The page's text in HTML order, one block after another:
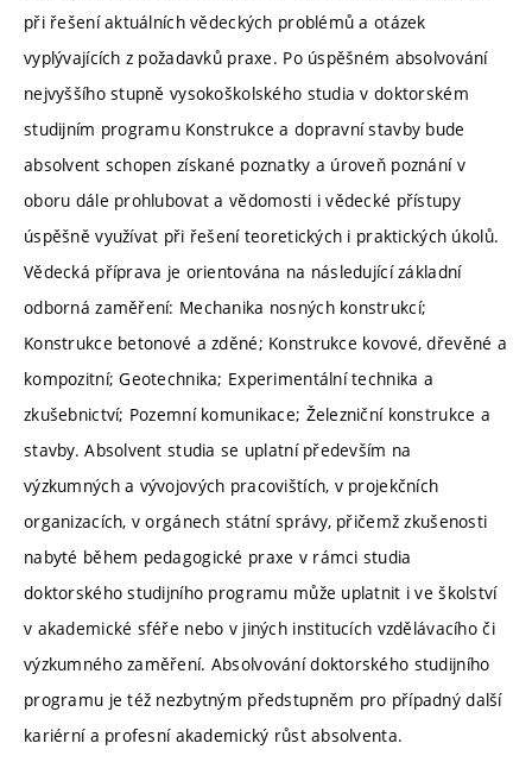
při řešení aktuálních vědeckých problémů a otázek
vyplývajících z požadavků praxe. Po úspěšném absolvování
nejvyššího stupně vysokoškolského studia v doktorském
studijním programu Konstrukce a dopravní stavby bude
absolvent schopen získané poznatky a úroveň poznání v
oboru dále prohlubovat a vědomosti i vědecké přístupy
úspěšně využívat při řešení teoretických i praktických úkolů.
Vědecká příprava je orientována na následující základní
odborná zaměření: Mechanika nosných konstrukcí;
Konstrukce betonové a zděné; Konstrukce kovové, dřevěné a
kompozitní; Geotechnika; Experimentální technika a
zkušebnictví; Pozemní komunikace; Železniční konstrukce a
stavby. Absolvent studia se uplatní především na
výzkumných a vývojových pracovištích, v projekčních
organizacích, v orgánech státní správy, přičemž zkušenosti
nabyté během pedagogické praxe v rámci studia
doktorského studijního programu může uplatnit i ve školství
v akademické sféře nebo v jiných institucích vzdělávacího či
výzkumného zaměření. Absolvování doktorského studijního
programu je též nezbytným předstupněm pro případný další
kariérní a profesní akademický růst absolventa.